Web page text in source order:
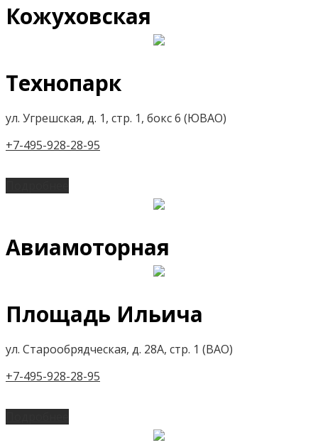
Кожуховская
Технопарк
ул. Угрешская, д. 1, стр. 1, бокс 6 (ЮВАО)
+7-495-928-28-95
Авиамоторная
Площадь Ильича
ул. Старообрядческая, д. 28А, стр. 1 (ВАО)
+7-495-928-28-95